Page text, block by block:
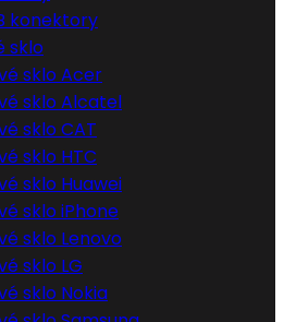
konektory
sklo
sklo Acer
sklo Alcatel
sklo CAT
sklo HTC
sklo Huawei
sklo iPhone
sklo Lenovo
sklo LG
sklo Nokia